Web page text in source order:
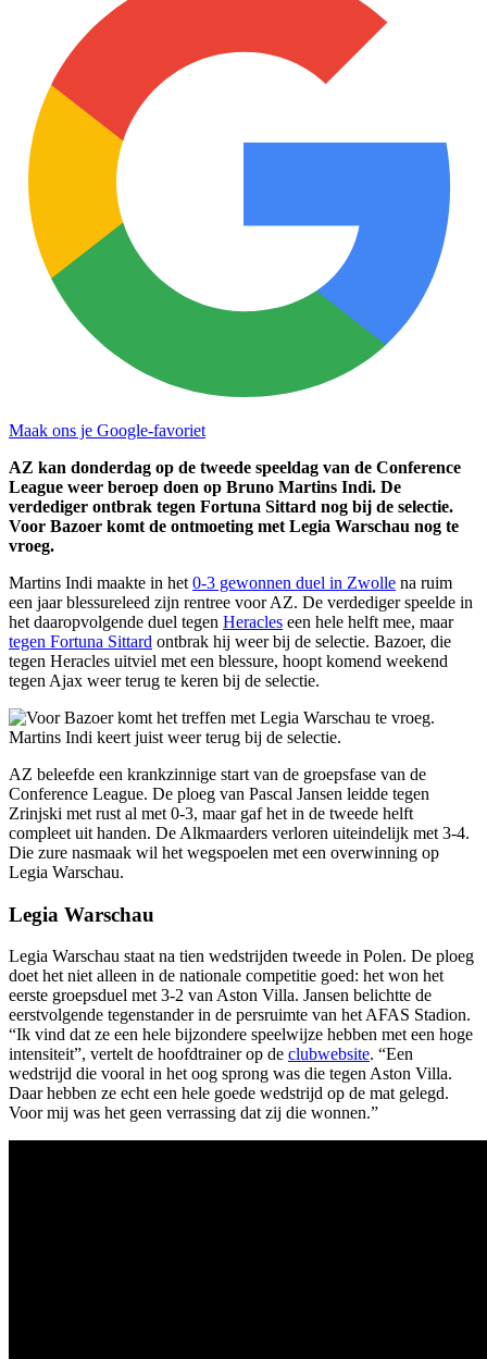
Maak ons je Google-favoriet
AZ kan donderdag op de tweede speeldag van de Conference
League weer beroep doen op Bruno Martins Indi. De
verdediger ontbrak tegen Fortuna Sittard nog bij de selectie.
Voor Bazoer komt de ontmoeting met Legia Warschau nog te
vroeg.
Martins Indi maakte in het 0-3 gewonnen duel in Zwolle na ruim
een jaar blessureleed zijn rentree voor AZ. De verdediger speelde in
het daaropvolgende duel tegen Heracles een hele helft mee, maar
tegen Fortuna Sittard ontbrak hij weer bij de selectie. Bazoer, die
tegen Heracles uitviel met een blessure, hoopt komend weekend
tegen Ajax weer terug te keren bij de selectie.
AZ beleefde een krankzinnige start van de groepsfase van de
Conference League. De ploeg van Pascal Jansen leidde tegen
Zrinjski met rust al met 0-3, maar gaf het in de tweede helft
compleet uit handen. De Alkmaarders verloren uiteindelijk met 3-4.
Die zure nasmaak wil het wegspoelen met een overwinning op
Legia Warschau.
Legia Warschau
Legia Warschau staat na tien wedstrijden tweede in Polen. De ploeg
doet het niet alleen in de nationale competitie goed: het won het
eerste groepsduel met 3-2 van Aston Villa. Jansen belichtte de
eerstvolgende tegenstander in de persruimte van het AFAS Stadion.
“Ik vind dat ze een hele bijzondere speelwijze hebben met een hoge
intensiteit”, vertelt de hoofdtrainer op de clubwebsite. “Een
wedstrijd die vooral in het oog sprong was die tegen Aston Villa.
Daar hebben ze echt een hele goede wedstrijd op de mat gelegd.
Voor mij was het geen verrassing dat zij die wonnen.”